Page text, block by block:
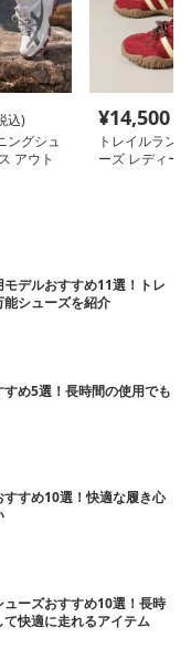
込)
ングシュ
アウト
¥14,500
トレイルラン
ーズ レディー
デルおすすめ11選！トレ
シューズを紹介
め5選！長時間の使用でも
すめ10選！快適な履き心
ーズおすすめ10選！長時
快適に走れるアイテム